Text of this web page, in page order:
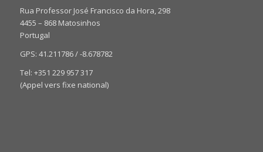
Rua Professor José Francisco da Hora, 298
4455 – 868 Matosinhos
Portugal
GPS: 41.211786 / -8.678782
Tel: +351 229 957 317
(Appel vers fixe national)